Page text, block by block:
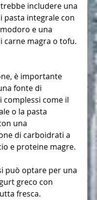
includere una
pasta integrale con
e una
carne magra o tofu.
è importante
fonte di
complessi come il
o la pasta
una
di carboidrati a
e proteine magre.
può optare per una
greco con
fresca.